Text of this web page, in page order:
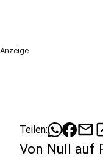
Anzeige
Teilen: mail
Von Null auf